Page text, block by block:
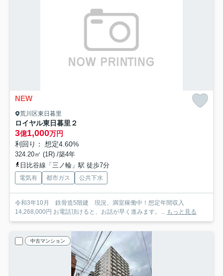
NEW
荒川区東日暮里
ロイヤル東日暮里２
3億1,000万円
利回り： 想定4.60%
324.20㎡ (1R) /築4年
日比谷線「三ノ輪」駅 徒歩7分
電気有 都市ガス 公共下水
令和3年10月 鉄骨造5階建 現況、満室稼働中！想定年間収入
14,268,000円 お電話頂けると、お話が早く進みます。... もっと見る
中古マンション